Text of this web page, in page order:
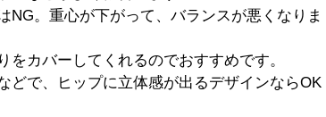
。重心が下がって、バランスが悪くなりま
カバーしてくれるのでおすすめです。
どで、ヒップに立体感が出るデザインならOK